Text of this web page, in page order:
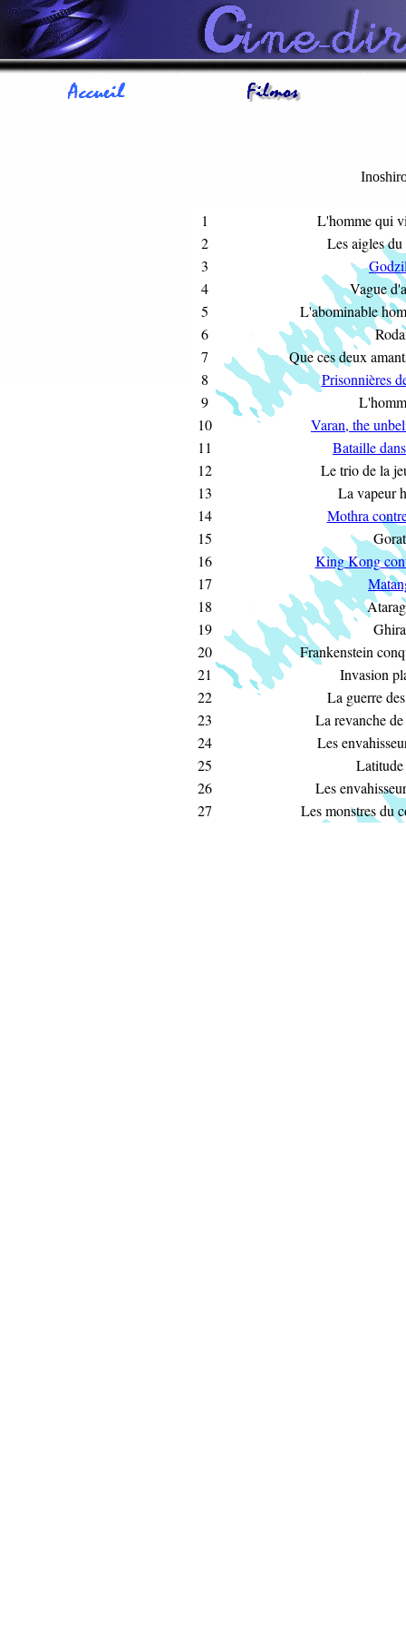
1
L'homme qui
2
Les aigles
3
4
Vague
5
L'abominable
6
7
Que ces deux
8
Prisonnières
9
10
Varan, the
11
Bataille
12
Le trio de la
13
La vapeur
14
Mothra
15
16
King Kong
17
18
19
20
Frankenstein
21
Invasion
22
La guerre
23
La revanche
24
Les
25
Latitude
26
Les
27
Les monstres du